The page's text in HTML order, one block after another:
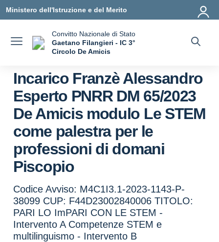
Ministero dell'Istruzione e del Merito
Convitto Nazionale di Stato
Gaetano Filangieri - IC 3°
Circolo De Amicis
Incarico Franzè Alessandro
Esperto PNRR DM 65/2023
De Amicis modulo Le STEM
come palestra per le
professioni di domani
Piscopio
Codice Avviso: M4C1I3.1-2023-1143-P-
38099 CUP: F44D23002840006 TITOLO:
PARI LO ImPARI CON LE STEM -
Intervento A Competenze STEM e
multilinguismo - Intervento B